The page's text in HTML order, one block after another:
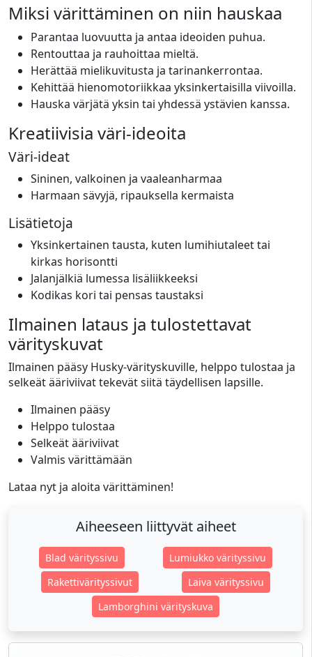
Miksi värittäminen on niin hauskaa
Parantaa luovuutta ja antaa ideoiden puhua.
Rentouttaa ja rauhoittaa mieltä.
Herättää mielikuvitusta ja tarinankerrontaa.
Kehittää hienomotoriikkaa yksinkertaisilla viivoilla.
Hauska värjätä yksin tai yhdessä ystävien kanssa.
Kreatiivisia väri-ideoita
Väri-ideat
Sininen, valkoinen ja vaaleanharmaa
Harmaan sävyjä, ripauksella kermaista
Lisätietoja
Yksinkertainen tausta, kuten lumihiutaleet tai
kirkas horisontti
Jalanjälkiä lumessa lisäliikkeeksi
Kodikas kori tai pensas taustaksi
Ilmainen lataus ja tulostettavat
värityskuvat
Ilmainen pääsy Husky-värityskuville, helppo tulostaa ja
selkeät ääriviivat tekevät siitä täydellisen lapsille.
Ilmainen pääsy
Helppo tulostaa
Selkeät ääriviivat
Valmis värittämään
Lataa nyt ja aloita värittäminen!
Aiheeseen liittyvät aiheet
Blad värityssivu
Lumiukko värityssivu
Rakettivärityssivut
Laiva värityssivu
Lamborghini värityskuva